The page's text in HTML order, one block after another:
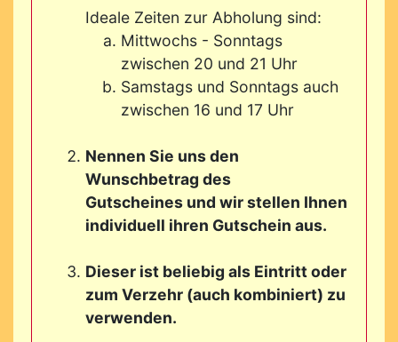
Ideale Zeiten zur Abholung sind:
Mittwochs - Sonntags
zwischen 20 und 21 Uhr
Samstags und Sonntags auch
zwischen 16 und 17 Uhr
Nennen Sie uns den
Wunschbetrag des
Gutscheines und wir stellen Ihnen
individuell ihren Gutschein aus.
Dieser ist beliebig als Eintritt oder
zum Verzehr (auch kombiniert) zu
verwenden.